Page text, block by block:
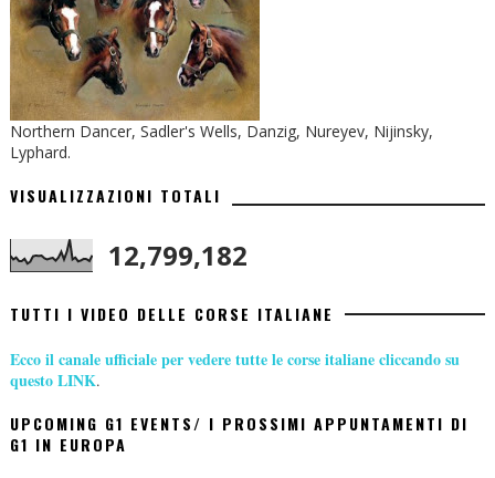
Northern Dancer, Sadler's Wells, Danzig, Nureyev, Nijinsky,
Lyphard.
VISUALIZZAZIONI TOTALI
12,799,182
TUTTI I VIDEO DELLE CORSE ITALIANE
Ecco il canale ufficiale per vedere tutte le corse italiane cliccando su
questo LINK.
UPCOMING G1 EVENTS/ I PROSSIMI APPUNTAMENTI DI
G1 IN EUROPA